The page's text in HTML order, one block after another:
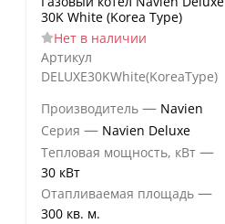
30K White (Korea Type)
Нет в наличии
Артикул
DELUXE30KWhite(KoreaType)
Производитель — Navien
Серия — Navien Deluxe
Тепловая мощность, кВт —
30 кВт
Отапливаемая площадь —
300 кв. м.